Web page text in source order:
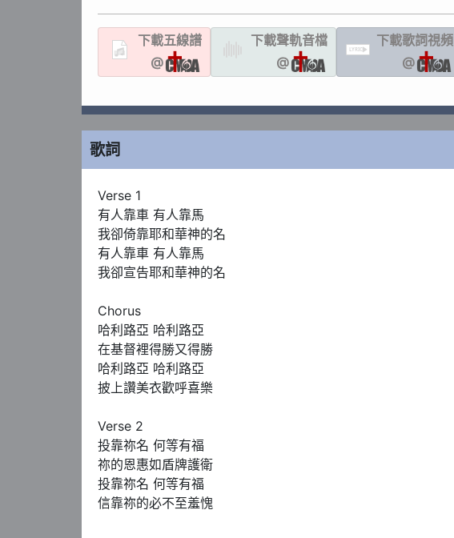
下載五線譜
@
下載聲軌音檔
@
LYRIC
下載歌詞視頻
@
歌詞
Verse 1
有人靠車 有人靠馬
我卻倚靠耶和華神的名
有人靠車 有人靠馬
我卻宣告耶和華神的名
Chorus
哈利路亞 哈利路亞
在基督裡得勝又得勝
哈利路亞 哈利路亞
披上讚美衣歡呼喜樂
Verse 2
投靠祢名 何等有福
祢的恩惠如盾牌護衛
投靠祢名 何等有福
信靠祢的必不至羞愧